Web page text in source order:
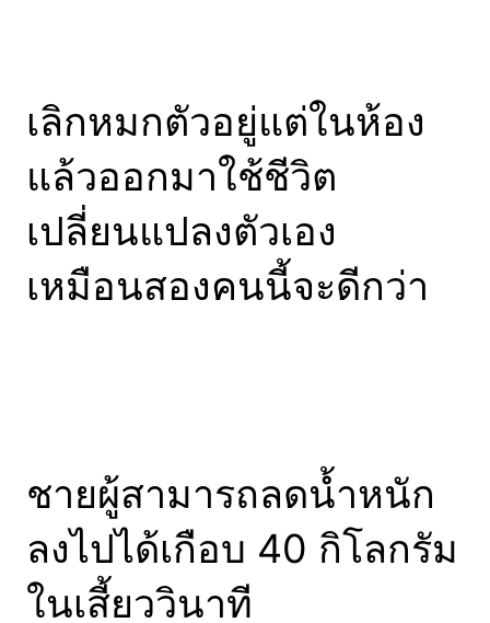
เลิกหมกตัวอยู่แต่ในห้อง
แล้วออกมาใช้ชีวิต
เปลี่ยนแปลงตัวเอง
เหมือนสองคนนี้จะดีกว่า
ชายผู้สามารถลดน้ำหนัก
ลงไปได้เกือบ 40 กิโลกรัม
ในเสี้ยววินาที